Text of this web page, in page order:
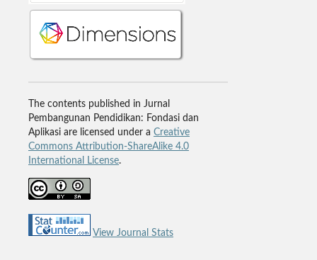
The contents published in Jurnal
Pembangunan Pendidikan: Fondasi dan
Aplikasi are licensed under a Creative
Commons Attribution-ShareAlike 4.0
International License.
View Journal Stats